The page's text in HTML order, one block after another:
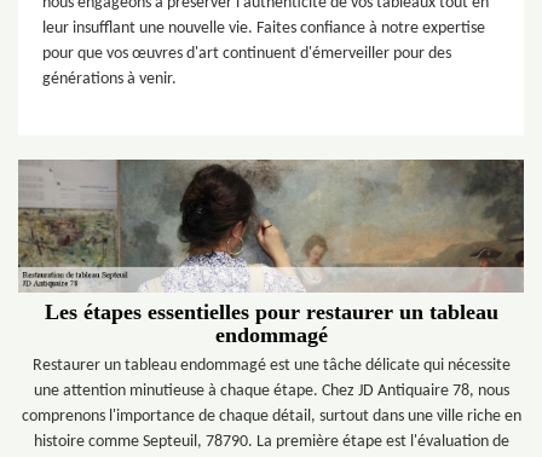
leur insufflant une nouvelle vie. Faites confiance à notre expertise
pour que vos œuvres d'art continuent d'émerveiller pour des
générations à venir.
Les étapes essentielles pour restaurer un tableau
endommagé
Restaurer un tableau endommagé est une tâche délicate qui nécessite
une attention minutieuse à chaque étape. Chez JD Antiquaire 78, nous
comprenons l'importance de chaque détail, surtout dans une ville riche en
histoire comme Septeuil, 78790. La première étape est l'évaluation de